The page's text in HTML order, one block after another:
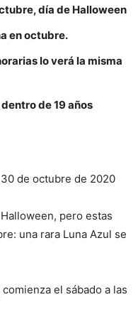
día de Halloween
en octubre.
lo verá la misma
de 19 años
30 de octubre de 2020
pero estas
una rara Luna Azul se
el sábado a las